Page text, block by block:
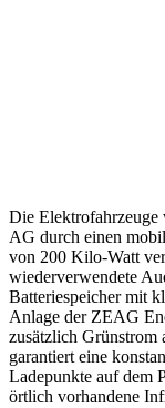
Die Elektrofahrzeuge
AG durch einen
von 200 Kilo-Watt
wiederverwendete
Batteriespeicher mit
Anlage der ZEAG
zusätzlich Grünstrom
garantiert eine
Ladepunkte auf dem
örtlich vorhandene